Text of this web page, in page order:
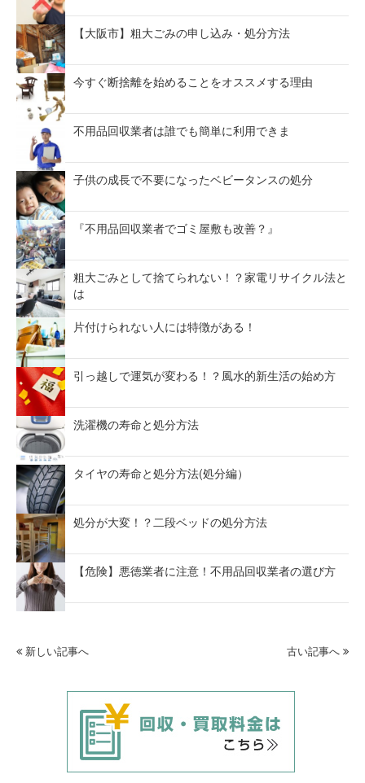
【大阪市】粗大ごみの申し込み・処分方法
今すぐ断捨離を始めることをオススメする理由
不用品回収業者は誰でも簡単に利用できま
子供の成長で不要になったベビータンスの処分
『不用品回収業者でゴミ屋敷も改善？』
粗大ごみとして捨てられない！？家電リサイクル法と
は
片付けられない人には特徴がある！
引っ越しで運気が変わる！？風水的新生活の始め方
洗濯機の寿命と処分方法
タイヤの寿命と処分方法(処分編）
処分が大変！？二段ベッドの処分方法
【危険】悪徳業者に注意！不用品回収業者の選び方
新しい記事へ 古い記事へ